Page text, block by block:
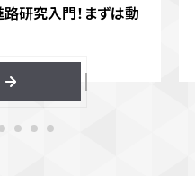
路研究入門！まずは動